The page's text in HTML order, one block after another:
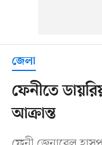
জেলা
ফেনীতে
আক্রান্ত